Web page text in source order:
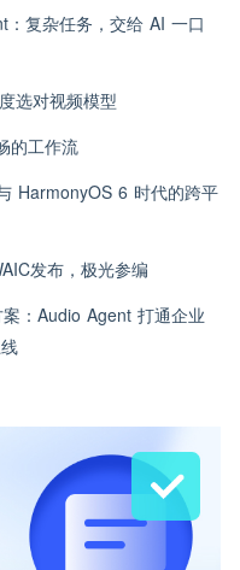
复杂任务，交给 AI 一口
选对视频模型
的工作流
HarmonyOS 6 时代的跨平
发布，极光参编
：Audio Agent 打通企业